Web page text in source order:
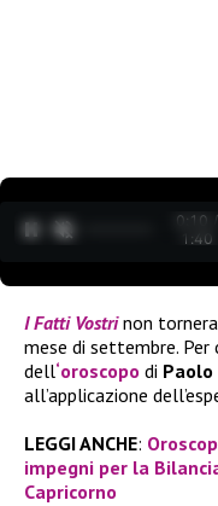
0:11 /
1:40
I Fatti Vostrinon
mese di settembre. Per
dell‘oroscopo di Paolo
all’applicazione
LEGGI ANCHE:
impegni per la
Capricorno